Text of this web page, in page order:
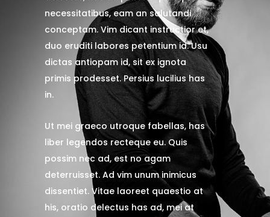
necessitatibus, eam an salutandi
conceptam. Vim dicant instructior et,
duo eruditi labores petentium id. Usu
dictas antiopam id, sit ex ignota
primis prodesset. Persius lucilius has
in.
Ut mei graeco utroque fabellas, has
liber legendos recteque eu. Quis
possim nec ad, est no agam
deterruisset. Ad vim unum inimicus
dissentiet. Vitae laoreet quaestio at
his, oratio delectus has ad, mei at